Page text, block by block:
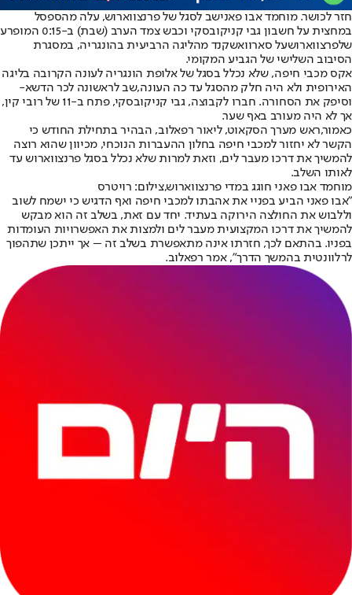
חזר לכושר. מוחמד אבו פאנישב לסגל של פרנצווארוש, עלה מהספסל
במחצית על חשבון גבי קניקובסקי וכבש צמד הערב (שבת) ב-0:15 המופרע
שלפרצווארושעל סארוואשקנד מהליגה הרביעית בהונגריה, במסגרת
הסיבוב השלישי של הגביע המקומי.
אקס מכבי חיפה, שלא נכלל בסגל של אלופת הונגריה לעונה הקרובה בליגה
האירופית ולא היה חלק מהסגל עד כה העונה,שב לראשונה לכר הדשא-
וסיפק את הסחורה. חברו לקבוצה, גבי קניקובסקי, פתח ב-11 של רובי קין,
אך לא היה מעורב באף שער.
כאמור,ראש מערך הסקאוט, ליאור רפאלוב, הבהיר בתחילת החודש כי
הקשר לא יחזור למכבי חיפה בחלון ההעברות הנוכחי, מכיוון שהוא רוצה
להמשיך את דרכו מעבר לים, וזאת למרות שלא נכלל בסגל פרנצווארוש עד
לאותו השלב.
מוחמד אבו פאני חוגג במדי פרנצווארוש,צילום: רויטרס
"אבו פאני הביע בפניי את אהבתו למכבי חיפה ואף הדגיש כי ישמח לשוב
וללבוש את החולצה הירוקה בעתיד. יחד עם זאת, בשלב זה הוא מבקש
להמשיך את דרכו המקצועית מעבר לים ולמצות את האפשרויות העומדות
בפניו. בהתאם לכך, חזרתו אינה מתאפשרת בשלב זה – אך ייתכן שתהפוך
לרלוונטית בהמשך הדרך", אמר רפאלוב.